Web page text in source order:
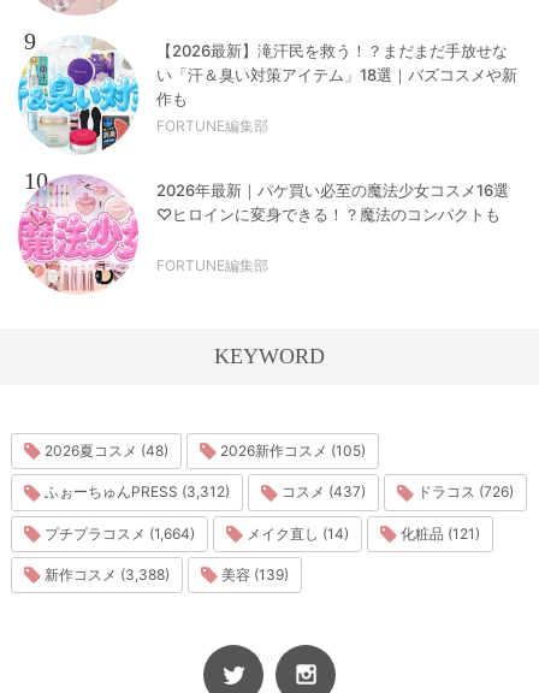
9
【2026最新】滝汗民を救う！？まだまだ手放せな
い「汗＆臭い対策アイテム」18選｜バズコスメや新
作も
FORTUNE編集部
10
2026年最新｜パケ買い必至の魔法少女コスメ16選
♡ヒロインに変身できる！？魔法のコンパクトも
FORTUNE編集部
KEYWORD
2026夏コスメ (48) 2026新作コスメ (105)
ふぉーちゅんPRESS (3,312) コスメ (437) ドラコス (726)
プチプラコスメ (1,664) メイク直し (14) 化粧品 (121)
新作コスメ (3,388) 美容 (139)